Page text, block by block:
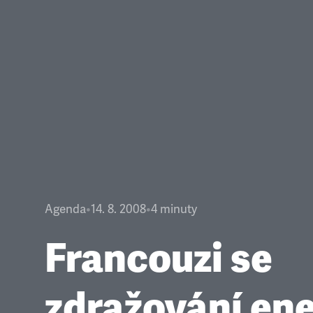
Agenda•14. 8. 2008•4 minuty
Francouzi se